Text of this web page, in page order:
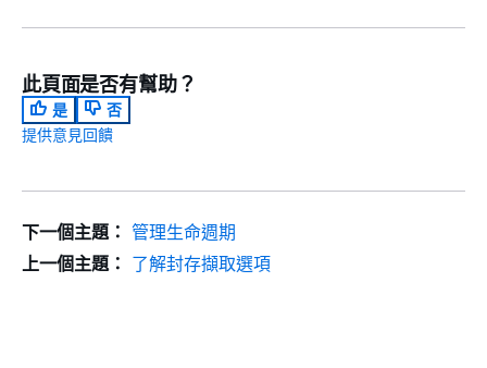
此頁面是否有幫助？
是
否
提供意見回饋
下一個主題： 管理生命週期
上一個主題： 了解封存擷取選項